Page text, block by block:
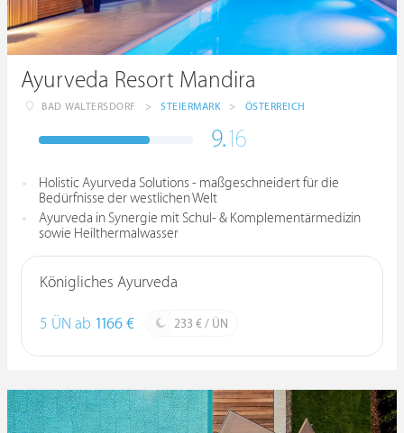
Ayurveda Resort Mandira
BAD WALTERSDORF > STEIERMARK > ÖSTERREICH
9.16
Holistic Ayurveda Solutions - maßgeschneidert für die
Bedürfnisse der westlichen Welt
Ayurveda in Synergie mit Schul- & Komplementärmedizin
sowie Heilthermalwasser
Königliches Ayurveda
5 ÜN ab 1166 € 233 € / ÜN